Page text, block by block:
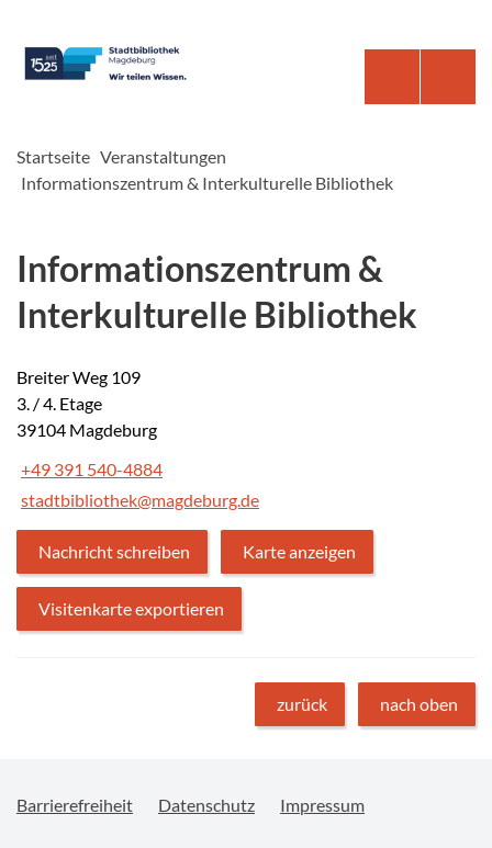
Startseite Veranstaltungen
Informationszentrum & Interkulturelle Bibliothek
Informationszentrum &
Interkulturelle Bibliothek
Breiter Weg 109
3. / 4. Etage
39104 Magdeburg
+49 391 540-4884
stadtbibliothek@magdeburg.de
Nachricht schreiben Karte anzeigen
Visitenkarte exportieren
zurück nach oben
Barrierefreiheit Datenschutz Impressum